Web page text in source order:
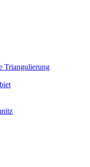
Triangulierung